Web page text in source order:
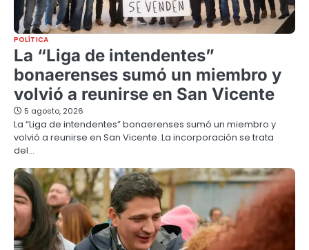
POLÍTICA
La “Liga de intendentes”
bonaerenses sumó un miembro y
volvió a reunirse en San Vicente
5 agosto, 2026
La “Liga de intendentes” bonaerenses sumó un miembro y
volvió a reunirse en San Vicente. La incorporación se trata
del…